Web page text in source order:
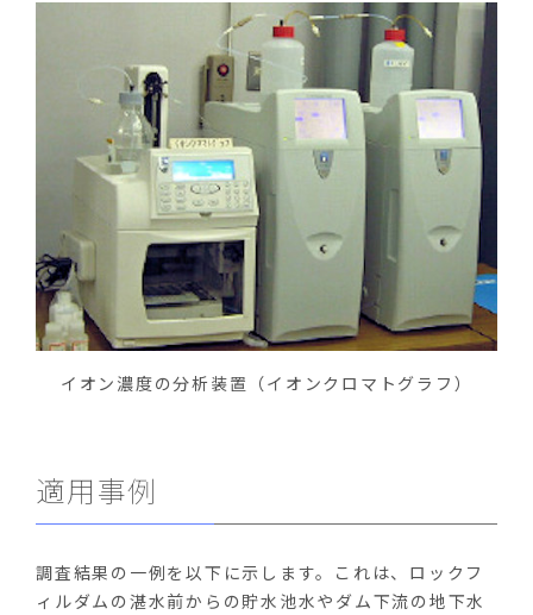
イオン濃度の分析装置（イオンクロマトグラフ）
適用事例
調査結果の一例を以下に示します。これは、ロックフ
ィルダムの湛水前からの貯水池水やダム下流の地下水